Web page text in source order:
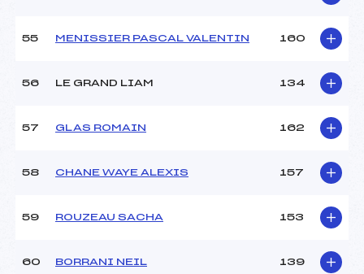
55 MENISSIER PASCAL VALENTIN 160
56 LE GRAND LIAM 134
57 GLAS ROMAIN 162
58 CHANE WAYE ALEXIS 157
59 ROUZEAU SACHA 153
60 BORRANI NEIL 139